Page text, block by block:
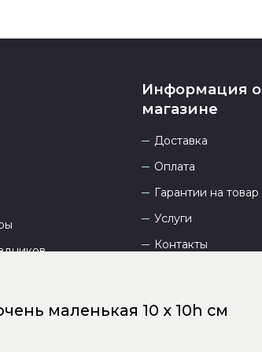
маленькая 10 х 10h см
Информация о
магазине
Доставка
Оплата
Гарантии на товар
Услуги
Контакты